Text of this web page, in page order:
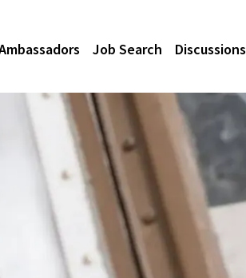
Job Search Discussions